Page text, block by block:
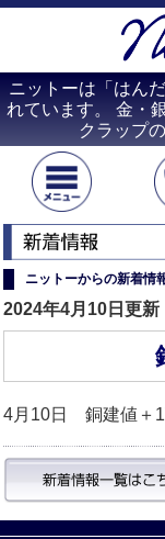
ニットーは「はん
れています。 金・
クラップ
ニットーからの新着情
2024年4月10日更新
4月10日 銅建値＋